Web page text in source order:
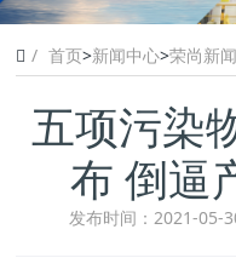
首页>新闻中心>荣尚新闻
五项污染
布 倒逼
发布时间：2021-05-